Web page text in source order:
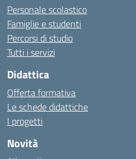
Personale scolastico
Famiglie e studenti
Percorsi di studio
Tutti i servizi
Didattica
Offerta formativa
Le schede didattiche
I progetti
Novità